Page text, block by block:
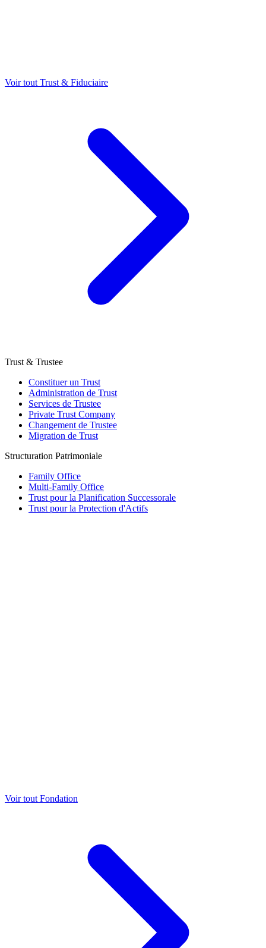
Voir tout Trust & Fiduciaire
Trust & Trustee
Constituer un Trust
Administration de Trust
Services de Trustee
Private Trust Company
Changement de Trustee
Migration de Trust
Structuration Patrimoniale
Family Office
Multi-Family Office
Trust pour la Planification Successorale
Trust pour la Protection d'Actifs
Voir tout Fondation